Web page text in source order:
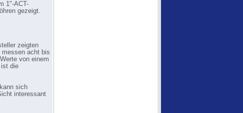
1"-ACT-
gezeigt.
zeigten
messen acht bis
von einem
ist die
sich
interessant